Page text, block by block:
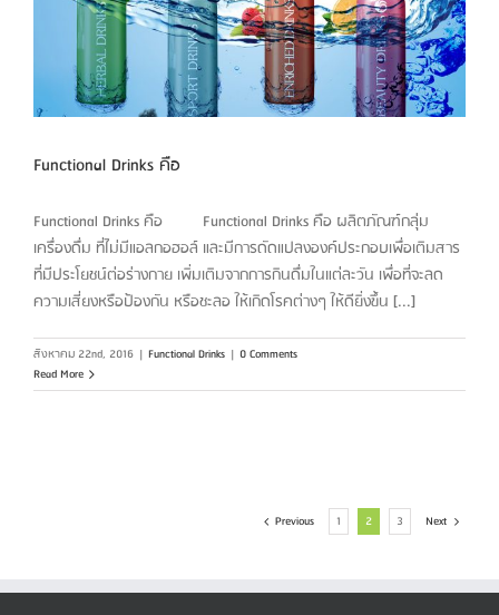
Functional Drinks คือ
Functional Drinks คือ Functional Drinks คือ ผลิตภัณฑ์กลุ่ม
เครื่องดื่ม ที่ไม่มีแอลกอฮอล์ และมีการดัดแปลงองค์ประกอบเพื่อเติมสาร
ที่มีประโยชน์ต่อร่างกาย เพิ่มเติมจากการกินดื่มในแต่ละวัน เพื่อที่จะลด
ความเสี่ยงหรือป้องกัน หรือชะลอ ให้เกิดโรคต่างๆ ให้ดียิ่งขึ้น [...]
สิงหาคม 22nd, 2016 | Functional Drinks | 0 Comments
Read More
Previous 1 2 3 Next